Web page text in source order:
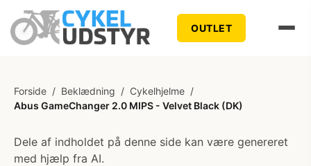
OUTLET
Forside / Beklædning / Cykelhjelme /
Abus GameChanger 2.0 MIPS - Velvet Black (DK)
Dele af indholdet på denne side kan være genereret
med hjælp fra AI.